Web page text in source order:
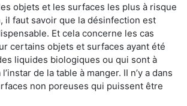
objets et les surfaces les plus à risque
il faut savoir que la désinfection est
Et cela concerne les cas
certains objets et surfaces ayant été
liquides biologiques ou qui sont à
de la table à manger. II n’y a dans
non poreuses qui puissent être